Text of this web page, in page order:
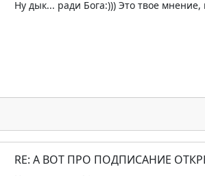
Ну дык... ради Бога:))) Это твое
RE: А ВОТ ПРО ПОДПИСАНИЕ